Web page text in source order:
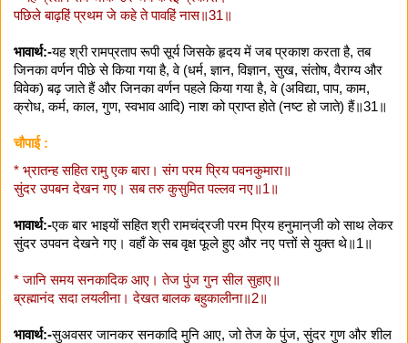
पछिले बाढ़हिं प्रथम जे कहे ते पावहिं नास॥31॥
भावार्थ:-यह श्री रामप्रताप रूपी सूर्य जिसके हृदय में जब प्रकाश करता है, तब
जिनका वर्णन पीछे से किया गया है, वे (धर्म, ज्ञान, विज्ञान, सुख, संतोष, वैराग्य और
विवेक) बढ़ जाते हैं और जिनका वर्णन पहले किया गया है, वे (अविद्या, पाप, काम,
क्रोध, कर्म, काल, गुण, स्वभाव आदि) नाश को प्राप्त होते (नष्ट हो जाते) हैं॥31॥
चौपाई :
* भ्रातन्ह सहित रामु एक बारा। संग परम प्रिय पवनकुमारा॥
सुंदर उपबन देखन गए। सब तरु कुसुमित पल्लव नए॥1॥
भावार्थ:-एक बार भाइयों सहित श्री रामचंद्रजी परम प्रिय हनुमान्‌जी को साथ लेकर
सुंदर उपवन देखने गए। वहाँ के सब वृक्ष फूले हुए और नए पत्तों से युक्त थे॥1॥
* जानि समय सनकादिक आए। तेज पुंज गुन सील सुहाए॥
ब्रह्मानंद सदा लयलीना। देखत बालक बहुकालीना॥2॥
भावार्थ:-सुअवसर जानकर सनकादि मुनि आए, जो तेज के पुंज, सुंदर गुण और शील